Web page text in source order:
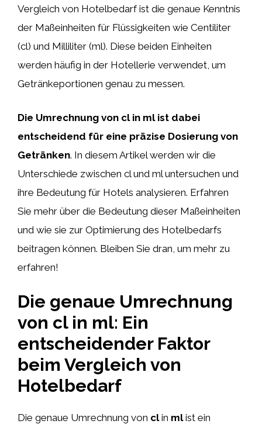
Vergleich von Hotelbedarf ist die genaue Kenntnis
der Maßeinheiten für Flüssigkeiten wie Centiliter
(cl) und Milliliter (ml). Diese beiden Einheiten
werden häufig in der Hotellerie verwendet, um
Getränkeportionen genau zu messen.
Die Umrechnung von cl in ml ist dabei
entscheidend für eine präzise Dosierung von
Getränken. In diesem Artikel werden wir die
Unterschiede zwischen cl und ml untersuchen und
ihre Bedeutung für Hotels analysieren. Erfahren
Sie mehr über die Bedeutung dieser Maßeinheiten
und wie sie zur Optimierung des Hotelbedarfs
beitragen können. Bleiben Sie dran, um mehr zu
erfahren!
Die genaue Umrechnung
von cl in ml: Ein
entscheidender Faktor
beim Vergleich von
Hotelbedarf
Die genaue Umrechnung von clin mlist ein